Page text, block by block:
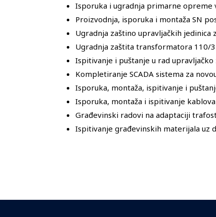
Isporuka i ugradnja primarne
Proizvodnja, isporuka i montaža SN
Ugradnja zaštino upravljačkih jedinica
Ugradnja zaštita transformatora 110/
Ispitivanje i puštanje u rad
Kompletiranje SCADA sistema za
Isporuka, montaža, ispitivanje i
Isporuka, montaža i ispitivanje
Građevinski radovi na adaptaciji
Ispitivanje građevinskih materijala uz